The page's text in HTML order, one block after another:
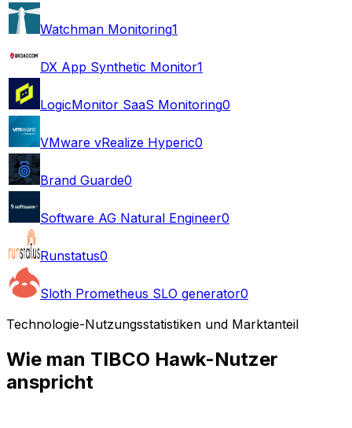
Watchman Monitoring1
DX App Synthetic Monitor1
LogicMonitor SaaS Monitoring0
VMware vRealize Hyperic0
Brand Guarde0
Software AG Natural Engineer0
Runstatus0
Sloth Prometheus SLO generator0
Technologie-Nutzungsstatistiken und Marktanteil
Wie man TIBCO Hawk-Nutzer
anspricht